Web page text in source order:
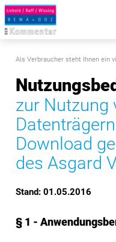
Als Verbraucher steht Ihnen ein
zur Nutzung
Download
des Asgard
Stand: 01.05.2016
§ 1 -